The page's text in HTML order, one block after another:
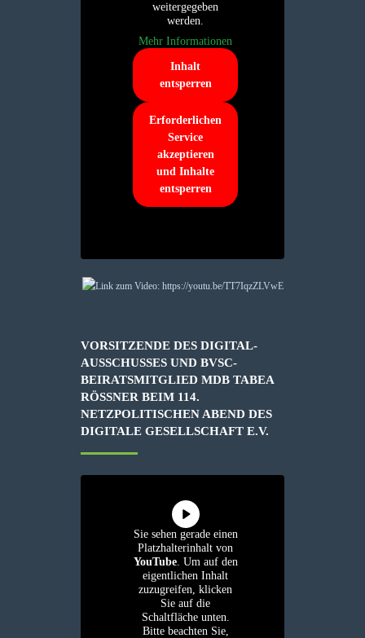
weitergegeben
werden.
Mehr Informationen
Inhalt
entsperren
Erforderlichen
Service
akzeptieren
und Inhalte
entsperren
VORSITZENDE DES DIGITAL-
AUSSCHUSSES UND BVSC-
BEIRATSMITGLIED MDB TABEA
RÖSSNER BEIM 114. N
ETZPOLITISCHEN ABEND DES D
IGITALE GESELLSCHAFT E.V.
Sie sehen gerade einen
Platzhalterinhalt von
YouTube. Um auf den
eigentlichen Inhalt
zuzugreifen, klicken
Sie auf die
Schaltfläche unten.
Bitte beachten Sie,